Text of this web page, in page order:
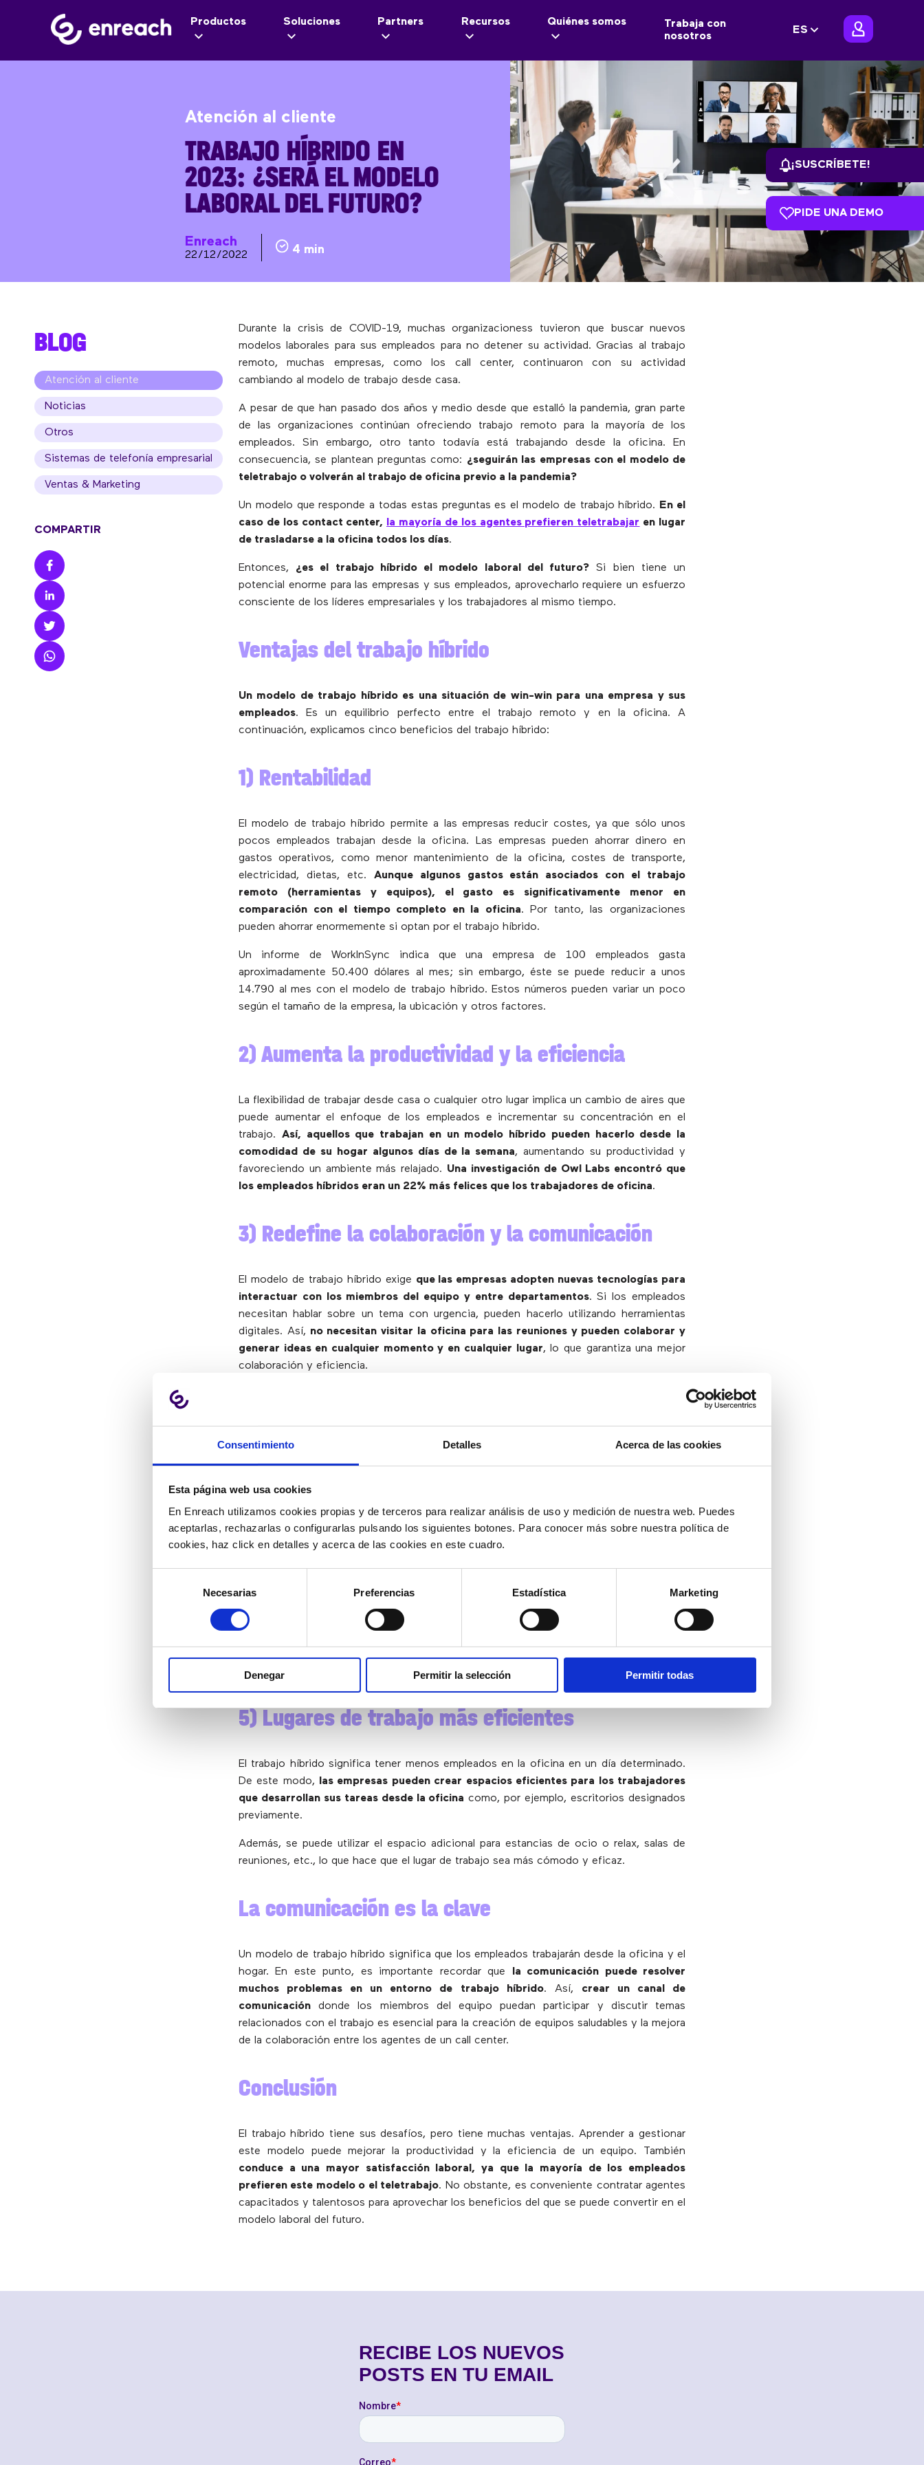
Consentimiento Detalles Acerca de las cookies
Esta página web usa cookies
En Enreach utilizamos cookies propias y de terceros para realizar análisis de uso y medición de nuestra web. Puedes
aceptarlas, rechazarlas o configurarlas pulsando los siguientes botones. Para conocer más sobre nuestra política de
cookies, haz click en detalles y acerca de las cookies en este cuadro.
consentimiento
Necesarias Preferencias Estadística Marketing
Denegar Permitir la selección Permitir todas
Productos Soluciones Partners Recursos Quiénes somos
Trabaja con
nosotros
ES
Atención al cliente
TRABAJO HÍBRIDO EN
2023: ¿SERÁ EL MODELO
LABORAL DEL FUTURO?
Enreach
22/12/2022 4 min
Durante la crisis de COVID-19, muchas organizacioness tuvieron que buscar nuevos
modelos laborales para sus empleados para no detener su actividad. Gracias al trabajo
remoto, muchas empresas, como los call center, continuaron con su actividad
cambiando al modelo de trabajo desde casa.
A pesar de que han pasado dos años y medio desde que estalló la pandemia, gran parte
de las organizaciones continúan ofreciendo trabajo remoto para la mayoría de los
empleados. Sin embargo, otro tanto todavía está trabajando desde la oficina. En
consecuencia, se plantean preguntas como: ¿seguirán las empresas con el modelo de
teletrabajo o volverán al trabajo de oficina previo a la pandemia?
Un modelo que responde a todas estas preguntas es el modelo de trabajo híbrido. En el
caso de los contact center, la mayoría de los agentes prefieren teletrabajar en lugar
de trasladarse a la oficina todos los días.
Entonces, ¿es el trabajo híbrido el modelo laboral del futuro? Si bien tiene un
potencial enorme para las empresas y sus empleados, aprovecharlo requiere un esfuerzo
consciente de los líderes empresariales y los trabajadores al mismo tiempo.
Ventajas del trabajo híbrido
Un modelo de trabajo híbrido es una situación de win-win para una empresa y sus
empleados. Es un equilibrio perfecto entre el trabajo remoto y en la oficina. A
continuación, explicamos cinco beneficios del trabajo híbrido:
1) Rentabilidad
El modelo de trabajo híbrido permite a las empresas reducir costes, ya que sólo unos
pocos empleados trabajan desde la oficina. Las empresas pueden ahorrar dinero en
gastos operativos, como menor mantenimiento de la oficina, costes de transporte,
electricidad, dietas, etc. Aunque algunos gastos están asociados con el trabajo
remoto (herramientas y equipos), el gasto es significativamente menor en
comparación con el tiempo completo en la oficina. Por tanto, las organizaciones
pueden ahorrar enormemente si optan por el trabajo híbrido.
Un informe de WorkInSync indica que una empresa de 100 empleados gasta
aproximadamente 50.400 dólares al mes; sin embargo, éste se puede reducir a unos
14.790 al mes con el modelo de trabajo híbrido. Estos números pueden variar un poco
según el tamaño de la empresa, la ubicación y otros factores.
2) Aumenta la productividad y la eficiencia
La flexibilidad de trabajar desde casa o cualquier otro lugar implica un cambio de aires que
puede aumentar el enfoque de los empleados e incrementar su concentración en el
trabajo. Así, aquellos que trabajan en un modelo híbrido pueden hacerlo desde la
comodidad de su hogar algunos días de la semana, aumentando su productividad y
favoreciendo un ambiente más relajado. Una investigación de Owl Labs encontró que
los empleados híbridos eran un 22% más felices que los trabajadores de oficina.
3) Redefine la colaboración y la comunicación
El modelo de trabajo híbrido exige que las empresas adopten nuevas tecnologías para
interactuar con los miembros del equipo y entre departamentos. Si los empleados
necesitan hablar sobre un tema con urgencia, pueden hacerlo utilizando herramientas
digitales. Así, no necesitan visitar la oficina para las reuniones y pueden colaborar y
generar ideas en cualquier momento y en cualquier lugar, lo que garantiza una mejor
colaboración y eficiencia.
laboral
Trabajar desde las oficinas requiere que los empleados lleguen al lugar de trabajo a
tiempo y realicen largos desplazamientos. Con el trabajo híbrido, los trabajadores
acuden a la oficina ocasionalmente; en consecuencia, pueden pasar más tiempo con
su familia, incluso en los días de trabajo
El trabajo híbrido reduce el estrés y evita el agotamiento, lo que es una gran ayuda
estudiando, asistiendo a eventos sociales o reuniéndose con amigos.
El estudio de
en el equilibrio entre la vida personal y laboral.
5) Lugares de trabajo más eficientes
El trabajo híbrido significa tener menos empleados en la oficina en un día determinado.
De este modo, las empresas pueden crear espacios eficientes para los trabajadores
que desarrollan sus tareas desde la oficina como, por ejemplo, escritorios designados
previamente.
Además, se puede utilizar el espacio adicional para estancias de ocio o relax, salas de
reuniones, etc., lo que hace que el lugar de trabajo sea más cómodo y eficaz.
La comunicación es la clave
Un modelo de trabajo híbrido significa que los empleados trabajarán desde la oficina y el
hogar. En este punto, es importante recordar que la comunicación puede resolver
muchos problemas en un entorno de trabajo híbrido. Así, crear un canal de
comunicación donde los miembros del equipo puedan participar y discutir temas
relacionados con el trabajo es esencial para la creación de equipos saludables y la mejora
de la colaboración entre los agentes de un call center.
Conclusión
El trabajo híbrido tiene sus desafíos, pero tiene muchas ventajas. Aprender a gestionar
este modelo puede mejorar la productividad y la eficiencia de un equipo. También
conduce a una mayor satisfacción laboral, ya que la mayoría de los empleados
prefieren este modelo o el teletrabajo. No obstante, es conveniente contratar agentes
capacitados y talentosos para aprovechar los beneficios del que se puede convertir en el
modelo laboral del futuro.
BLOG
Atención al cliente
Noticias
Otros
Sistemas de telefonía empresarial
Ventas & Marketing
COMPARTIR
¡SUSCRÍBETE!
PIDE UNA DEMO